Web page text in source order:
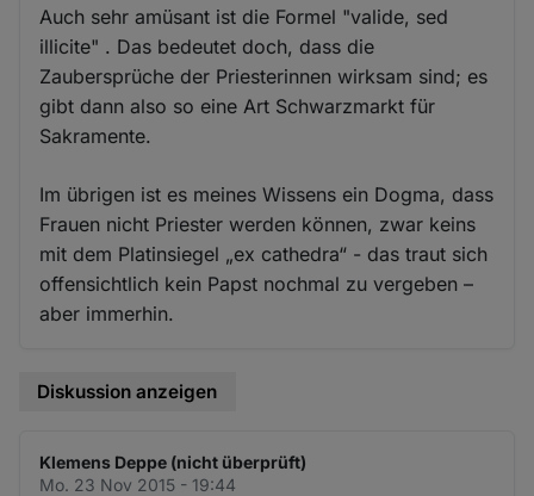
Auch sehr amüsant ist die Formel "valide, sed
illicite" . Das bedeutet doch, dass die
Zaubersprüche der Priesterinnen wirksam sind; es
gibt dann also so eine Art Schwarzmarkt für
Sakramente.
Im übrigen ist es meines Wissens ein Dogma, dass
Frauen nicht Priester werden können, zwar keins
mit dem Platinsiegel „ex cathedra“ - das traut sich
offensichtlich kein Papst nochmal zu vergeben –
aber immerhin.
Diskussion anzeigen
Klemens Deppe (nicht überprüft)
Mo. 23 Nov 2015 - 19:44